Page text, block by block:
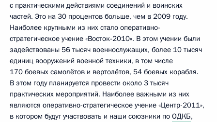
с практическими действиями соединений и воинских
частей. Это на 30 процентов больше, чем в 2009 году.
Наиболее крупными из них стало оперативно-
стратегическое учение «Восток-2010». В этом учении были
задействованы 56 тысяч военнослужащих, более 10 тысяч
единиц вооружений военной техники, в том числе
170 боевых самолётов и вертолётов, 54 боевых корабля.
В этом году планируется провести около 3 тысяч
практических мероприятий. Наиболее важными из них
являются оперативно-стратегическое учение «Центр-2011»,
в котором будут участвовать и наши союзники по ОДКБ,